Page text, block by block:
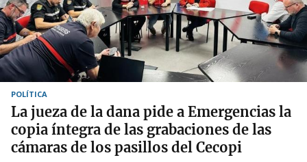
POLÍTICA
La jueza de la dana pide a Emergencias la
copia íntegra de las grabaciones de las
cámaras de los pasillos del Cecopi